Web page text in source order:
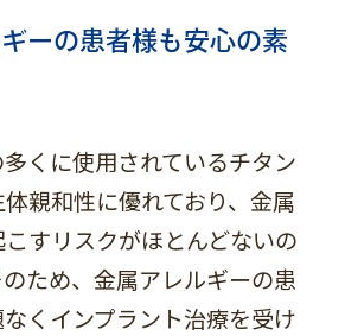
ーの患者様も安心の素
くに使用されているチタン
親和性に優れており、金属
すリスクがほとんどないの
ため、金属アレルギーの患
くインプラント治療を受け